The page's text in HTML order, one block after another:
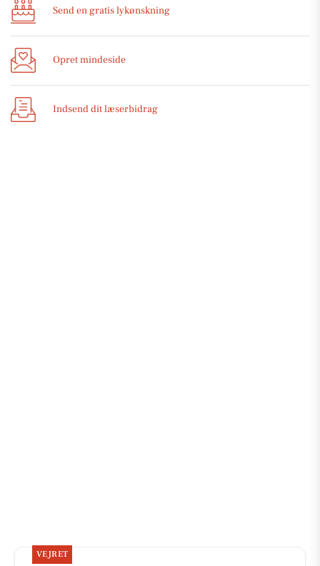
Send en gratis lykønskning
Opret mindeside
Indsend dit læserbidrag
VEJRET